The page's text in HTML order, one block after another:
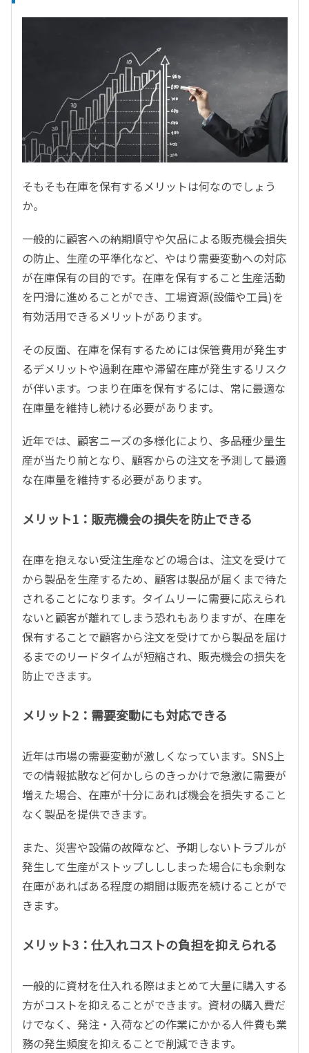
そもそも在庫を保有するメリットは何なのでしょう
か。
一般的に顧客への納期順守や欠品による販売機会損失
の防止、生産の平準化など、やはり需要変動への対応
が在庫保有の目的です。在庫を保有すること生産活動
を円滑に進めることができ、工場資源(設備や工員)を
有効活用できるメリットがあります。
その反面、在庫を保有するためには保管費用が発生す
るデメリットや過剰在庫や滞留在庫が発生するリスク
が伴います。つまり在庫を保有するには、常に最適な
在庫量を維持し続ける必要があります。
近年では、顧客ニーズの多様化により、多品種少量生
産が当たり前となり、顧客からの注文を予測して最適
な在庫量を維持する必要があります。
メリット1：販売機会の損失を防止できる
在庫を抱えない受注生産などの場合は、注文を受けて
から製品を生産するため、顧客は製品が届くまで待た
されることになります。タイムリーに需要に応えられ
ないと顧客が離れてしまう恐れもありますが、在庫を
保有することで顧客から注文を受けてから製品を届け
るまでのリードタイムが短縮され、販売機会の損失を
防止できます。
メリット2：需要変動にも対応できる
近年は市場の需要変動が激しくなっています。SNS上
での情報拡散など何かしらのきっかけで急激に需要が
増えた場合、在庫が十分にあれば機会を損失すること
なく製品を提供できます。
また、災害や設備の故障など、予期しないトラブルが
発生して生産がストップしししまった場合にも余剰な
在庫があればある程度の期間は販売を続けることがで
きます。
メリット3：仕入れコストの負担を抑えられる
一般的に資材を仕入れる際はまとめて大量に購入する
方がコストを抑えることができます。資材の購入費だ
けでなく、発注・入荷などの作業にかかる人件費も業
務の発生頻度を抑えることで削減できます。